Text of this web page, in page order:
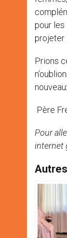
pour les
projeter
Prions
Père
Pour
internet